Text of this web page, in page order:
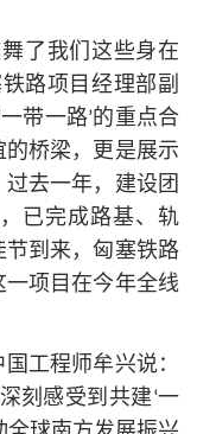
了我们这些身在
路项目经理部副
带一路’的重点合
桥梁，更是展示
去一年，建设团
已完成路基、轨
到来，匈塞铁路
项目在今年全线
工程师牟兴说：
刻感受到共建‘一